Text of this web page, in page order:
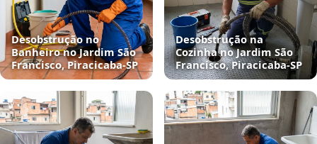
Desobstrução no
Banheiro no Jardim São
Francisco, Piracicaba‑SP
Desobstrução na
Cozinha no Jardim São
Francisco, Piracicaba‑SP